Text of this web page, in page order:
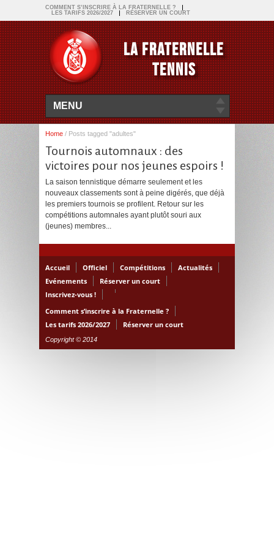
COMMENT S’INSCRIRE À LA FRATERNELLE ?
LES TARIFS 2026/2027
RÉSERVER UN COURT
LA FRATERNELLE
TENNIS
MENU
Home / Posts tagged "adultes"
Tournois automnaux : des
victoires pour nos jeunes espoirs !
La saison tennistique démarre seulement et les
nouveaux classements sont à peine digérés, que déjà
les premiers tournois se profilent. Retour sur les
compétitions automnales ayant plutôt souri aux
(jeunes) membres...
Accueil Officiel Compétitions
Actualités
Evénements
Réserver un court
Inscrivez-vous !
Comment s’inscrire à la Fraternelle ?
Les tarifs 2026/2027
Réserver un court
Copyright © 2014